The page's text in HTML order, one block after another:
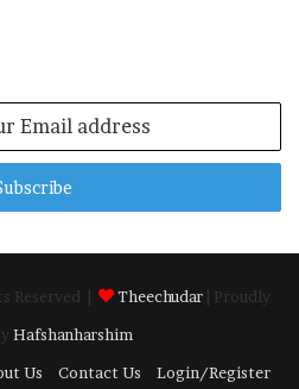
Reserved | Theechudar
| Proudly
Hafshanharshim
Us Contact Us Login/Register